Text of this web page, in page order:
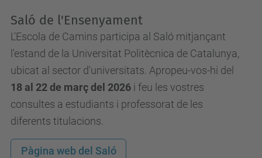
Saló de l'Ensenyament
L'Escola de Camins participa al Saló mitjançant
l'estand de la Universitat Politècnica de Catalunya,
ubicat al sector d'universitats. Apropeu-vos-hi del
18 al 22 de març del 2026 i feu les vostres
consultes a estudiants i professorat de les
diferents titulacions.
Pàgina web del Saló